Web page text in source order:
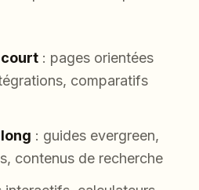
: pages orientées
comparatifs
: guides evergreen,
contenus de recherche